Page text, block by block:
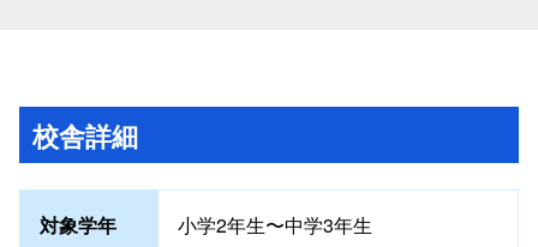
校舎詳細
対象学年 小学2年生〜中学3年生